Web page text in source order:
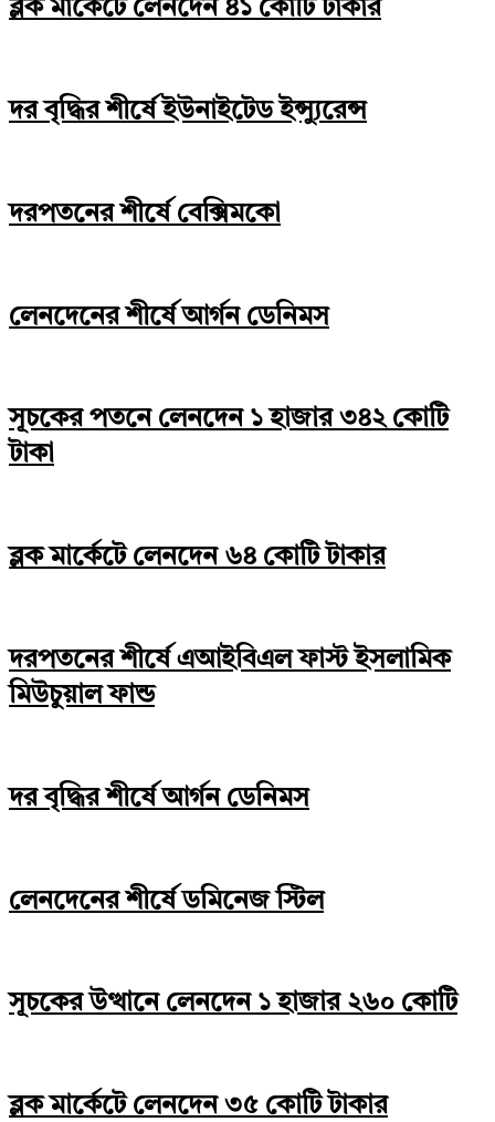
ব্লক মার্কেটে লেনদেন ৪১ কোটি টাকার
দর বৃদ্ধির শীর্ষে ইউনাইটেড ইন্স্যুরেন্স
দরপতনের শীর্ষে বেক্সিমকো
লেনদেনের শীর্ষে আর্গন ডেনিমস
সূচকের পতনে লেনদেন ১ হাজার ৩৪২ কোটি
টাকা
ব্লক মার্কেটে লেনদেন ৬৪ কোটি টাকার
দরপতনের শীর্ষে এআইবিএল ফাস্ট ইসলামিক
মিউচুয়াল ফান্ড
দর বৃদ্ধির শীর্ষে আর্গন ডেনিমস
লেনদেনের শীর্ষে ডমিনেজ স্টিল
সূচকের উত্থানে লেনদেন ১ হাজার ২৬০ কোটি
ব্লক মার্কেটে লেনদেন ৩৫ কোটি টাকার